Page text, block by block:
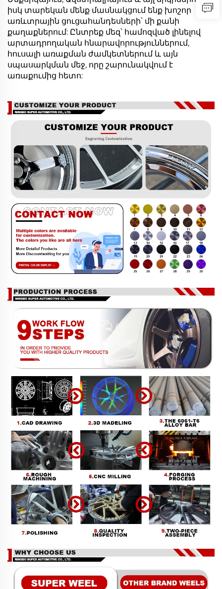
իսկ տարեկան մենք մասնակցում ենք խոշոր
առևտրային ցուցահանդեսների՝ մի քանի
քաղաքներում: Ընտրեք մեզ՝ համոզված լինելով
արտադրողական հնարավորություններում,
հուսալի առաքման ժամկետներում և այն
սպասարկման մեջ, որը շարունակվում է
առաքումից հետո: